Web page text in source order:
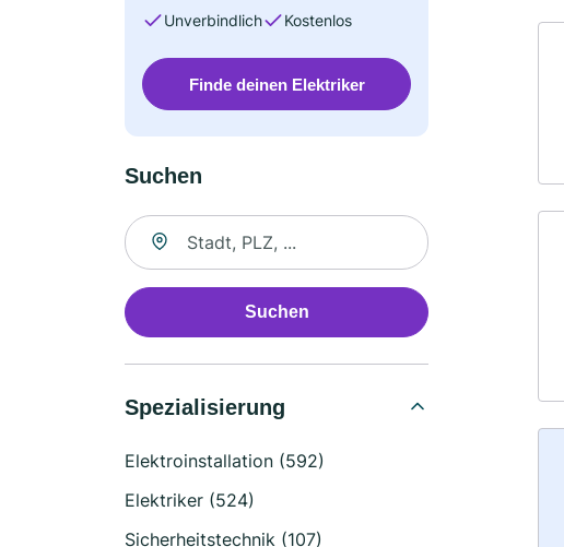
Unverbindlich Kostenlos
Finde deinen Elektriker
Suchen
Suche nach Ort
Suchen
Spezialisierung
Elektroinstallation (592)
Elektriker (524)
Sicherheitstechnik (107)